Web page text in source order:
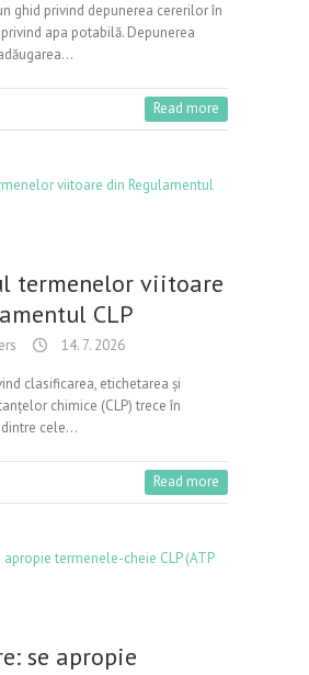
ghid privind depunerea cererilor în
apa potabilă. Depunerea
Read more
termenelor viitoare
CLP
14. 7. 2026
clasificarea, etichetarea și
chimice (CLP) trece în
dintre cele…
Read more
se apropie